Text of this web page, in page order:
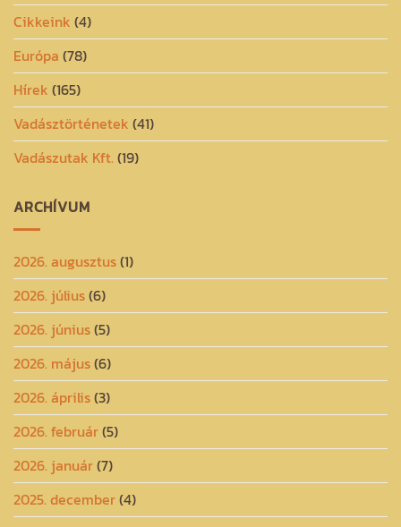
Cikkeink (4)
Európa (78)
Hírek (165)
Vadásztörténetek (41)
Vadászutak Kft. (19)
ARCHÍVUM
2026. augusztus(1)
2026. július(6)
2026. június(5)
2026. május(6)
2026. április(3)
2026. február(5)
2026. január(7)
2025. december(4)